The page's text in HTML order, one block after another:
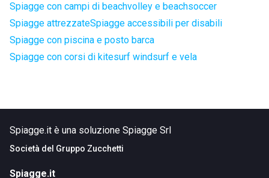
Spiagge con campi di beachvolley e beachsoccer
Spiagge attrezzateSpiagge accessibili per disabili
Spiagge con piscina e posto barca
Spiagge con corsi di kitesurf windsurf e vela
Spiagge.it è una soluzione Spiagge Srl
Società del Gruppo Zucchetti
Spiagge.it